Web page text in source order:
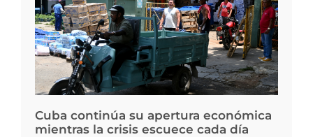
Cuba continúa su apertura económica
mientras la crisis escuece cada día